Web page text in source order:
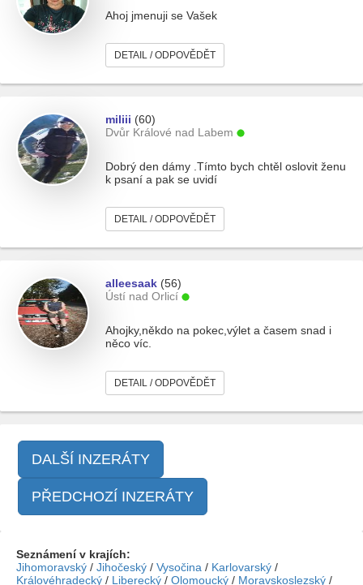
Ahoj jmenuji se Vašek
DETAIL / ODPOVĚDĚT
miliii (60)
Dvůr Králové nad Labem
Dobrý den dámy .Tímto bych chtěl oslovit ženu
k psaní a pak se uvidí
DETAIL / ODPOVĚDĚT
alleesaak (56)
Ústí nad Orlicí
Ahojky,někdo na pokec,výlet a časem snad i
něco víc.
DETAIL / ODPOVĚDĚT
DALŠÍ INZERÁTY
PŘEDCHOZÍ INZERÁTY
Seznámení v krajích:
Jihomoravský / Jihočeský / Vysočina / Karlovarský /
Královéhradecký / Liberecký / Olomoucký / Moravskoslezský /